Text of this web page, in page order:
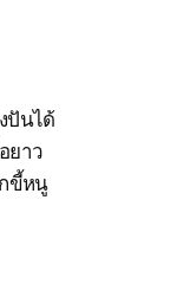
ปันได้
ยาว
ขี้หนู